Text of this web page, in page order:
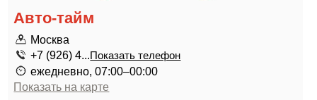
Авто-тайм
Москва
+7 (926) 4...Показать телефон
ежедневно, 07:00–00:00
Показать на карте